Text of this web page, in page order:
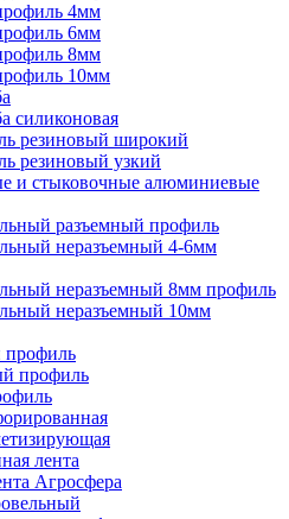
4мм
6мм
8мм
10мм
силиконовая
резиновый широкий
резиновый узкий
и стыковочные алюминиевые
разъемный профиль
неразъемный 4-6мм
неразъемный 8мм профиль
неразъемный 10мм
профиль
профиль
лента
Агросфера